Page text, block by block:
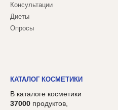
Консультации
Диеты
Опросы
КАТАЛОГ КОСМЕТИКИ
В каталоге косметики
37000 продуктов,